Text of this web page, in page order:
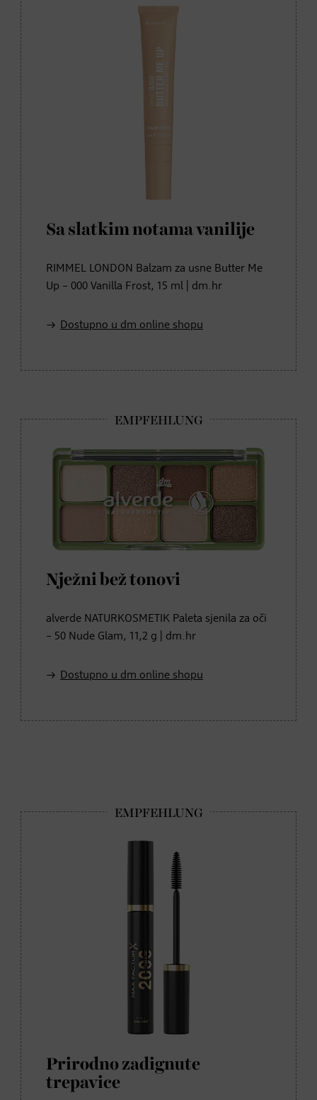
Sa slatkim notama vanilije
RIMMEL LONDON Balzam za usne Butter Me
Up – 000 Vanilla Frost, 15 ml | dm.hr
Dostupno u dm online shopu
Nježni bež tonovi
alverde NATURKOSMETIK Paleta sjenila za oči
– 50 Nude Glam, 11,2 g | dm.hr
Dostupno u dm online shopu
Prirodno zadignute
trepavice